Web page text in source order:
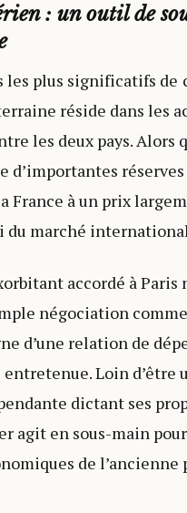
: un outil de
les plus significatifs de
réside dans les
les deux pays. Alors
d’importantes réserves
France à un prix
du marché
accordé à Paris
négociation
d’une relation de
Loin d’être
dictant ses
agit en sous-main
de l’ancienne